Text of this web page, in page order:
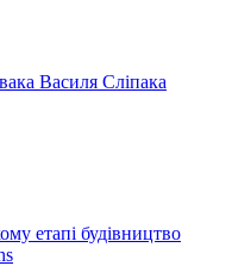
Василя Сліпака
етапі будівництво